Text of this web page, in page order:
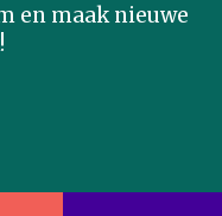
en maak nieuwe